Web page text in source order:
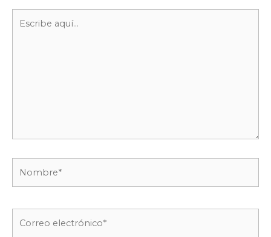
aquí...
electrónico*